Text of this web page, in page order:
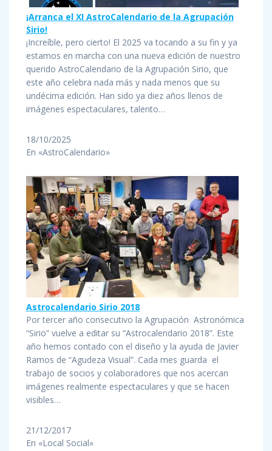
¡Arranca el XI AstroCalendario de la Agrupación
Sirio!
¡Increíble, pero cierto! El 2025 va tocando a su fin y ya
estamos en marcha con una nueva edición de nuestro
querido AstroCalendario de la Agrupación Sirio, que
este año celebra nada más y nada menos que su
undécima edición. Han sido ya diez años llenos de
imágenes espectaculares, talento…
18/10/2025
En «AstroCalendario»
Astrocalendario Sirio 2018
Por tercer año consecutivo la Agrupación Astronómica
“Sirio” vuelve a editar su “Astrocalendario 2018”. Este
año hemos contado con el diseño y la ayuda de Javier
Ramos de “Agudeza Visual”. Cada mes guarda el
trabajo de socios y colaboradores que nos acercan
imágenes realmente espectaculares y que se hacen
visibles…
21/12/2017
En «Local Social»